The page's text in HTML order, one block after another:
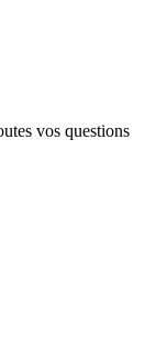
vos questions